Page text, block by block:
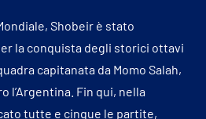
Shobeir è stato
la conquista degli storici ottavi
capitanata da Momo Salah,
l’Argentina. Fin qui, nella
tutte e cinque le partite,